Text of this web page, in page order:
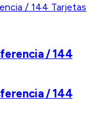
/ 144
/ 144